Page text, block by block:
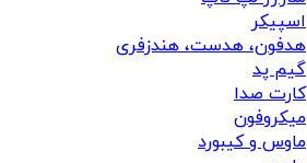
اسپیکر
هدفون، هدست، هندزفری
گیم پد
کارت صدا
میکروفون
ماوس و کیبورد